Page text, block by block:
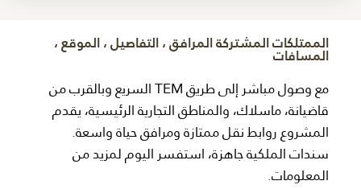
الممتلكات المشتركة المرافق ، التفاصيل ، الموقع ،
المسافات
مع وصول مباشر إلى طريق TEM السريع وبالقرب من
قاضيانة، ماسلاك، والمناطق التجارية الرئيسية، يقدم
المشروع روابط نقل ممتازة ومرافق حياة واسعة.
سندات الملكية جاهزة، استفسر اليوم لمزيد من
المعلومات.